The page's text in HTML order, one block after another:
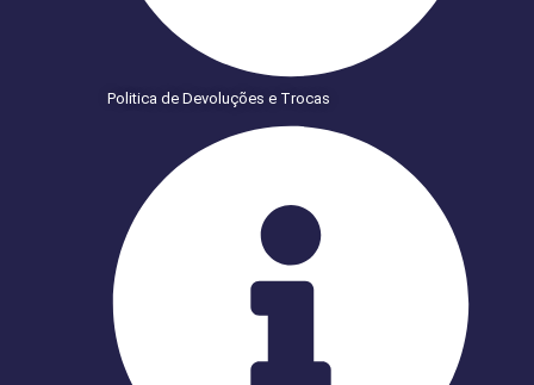
Politica de Devoluções e Trocas